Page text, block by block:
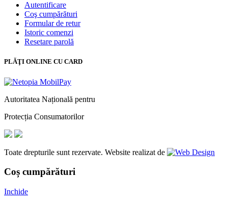
Autentificare
Coş cumpărături
Formular de retur
Istoric comenzi
Resetare parolă
PLĂŢI ONLINE CU CARD
Autoritatea Națională pentru
Protecția Consumatorilor
Toate drepturile sunt rezervate. Website realizat de
Coș cumpărături
Inchide